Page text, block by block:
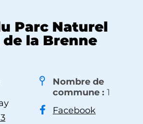
Parc Naturel
la Brenne
Nombre de
commune : 1
Facebook